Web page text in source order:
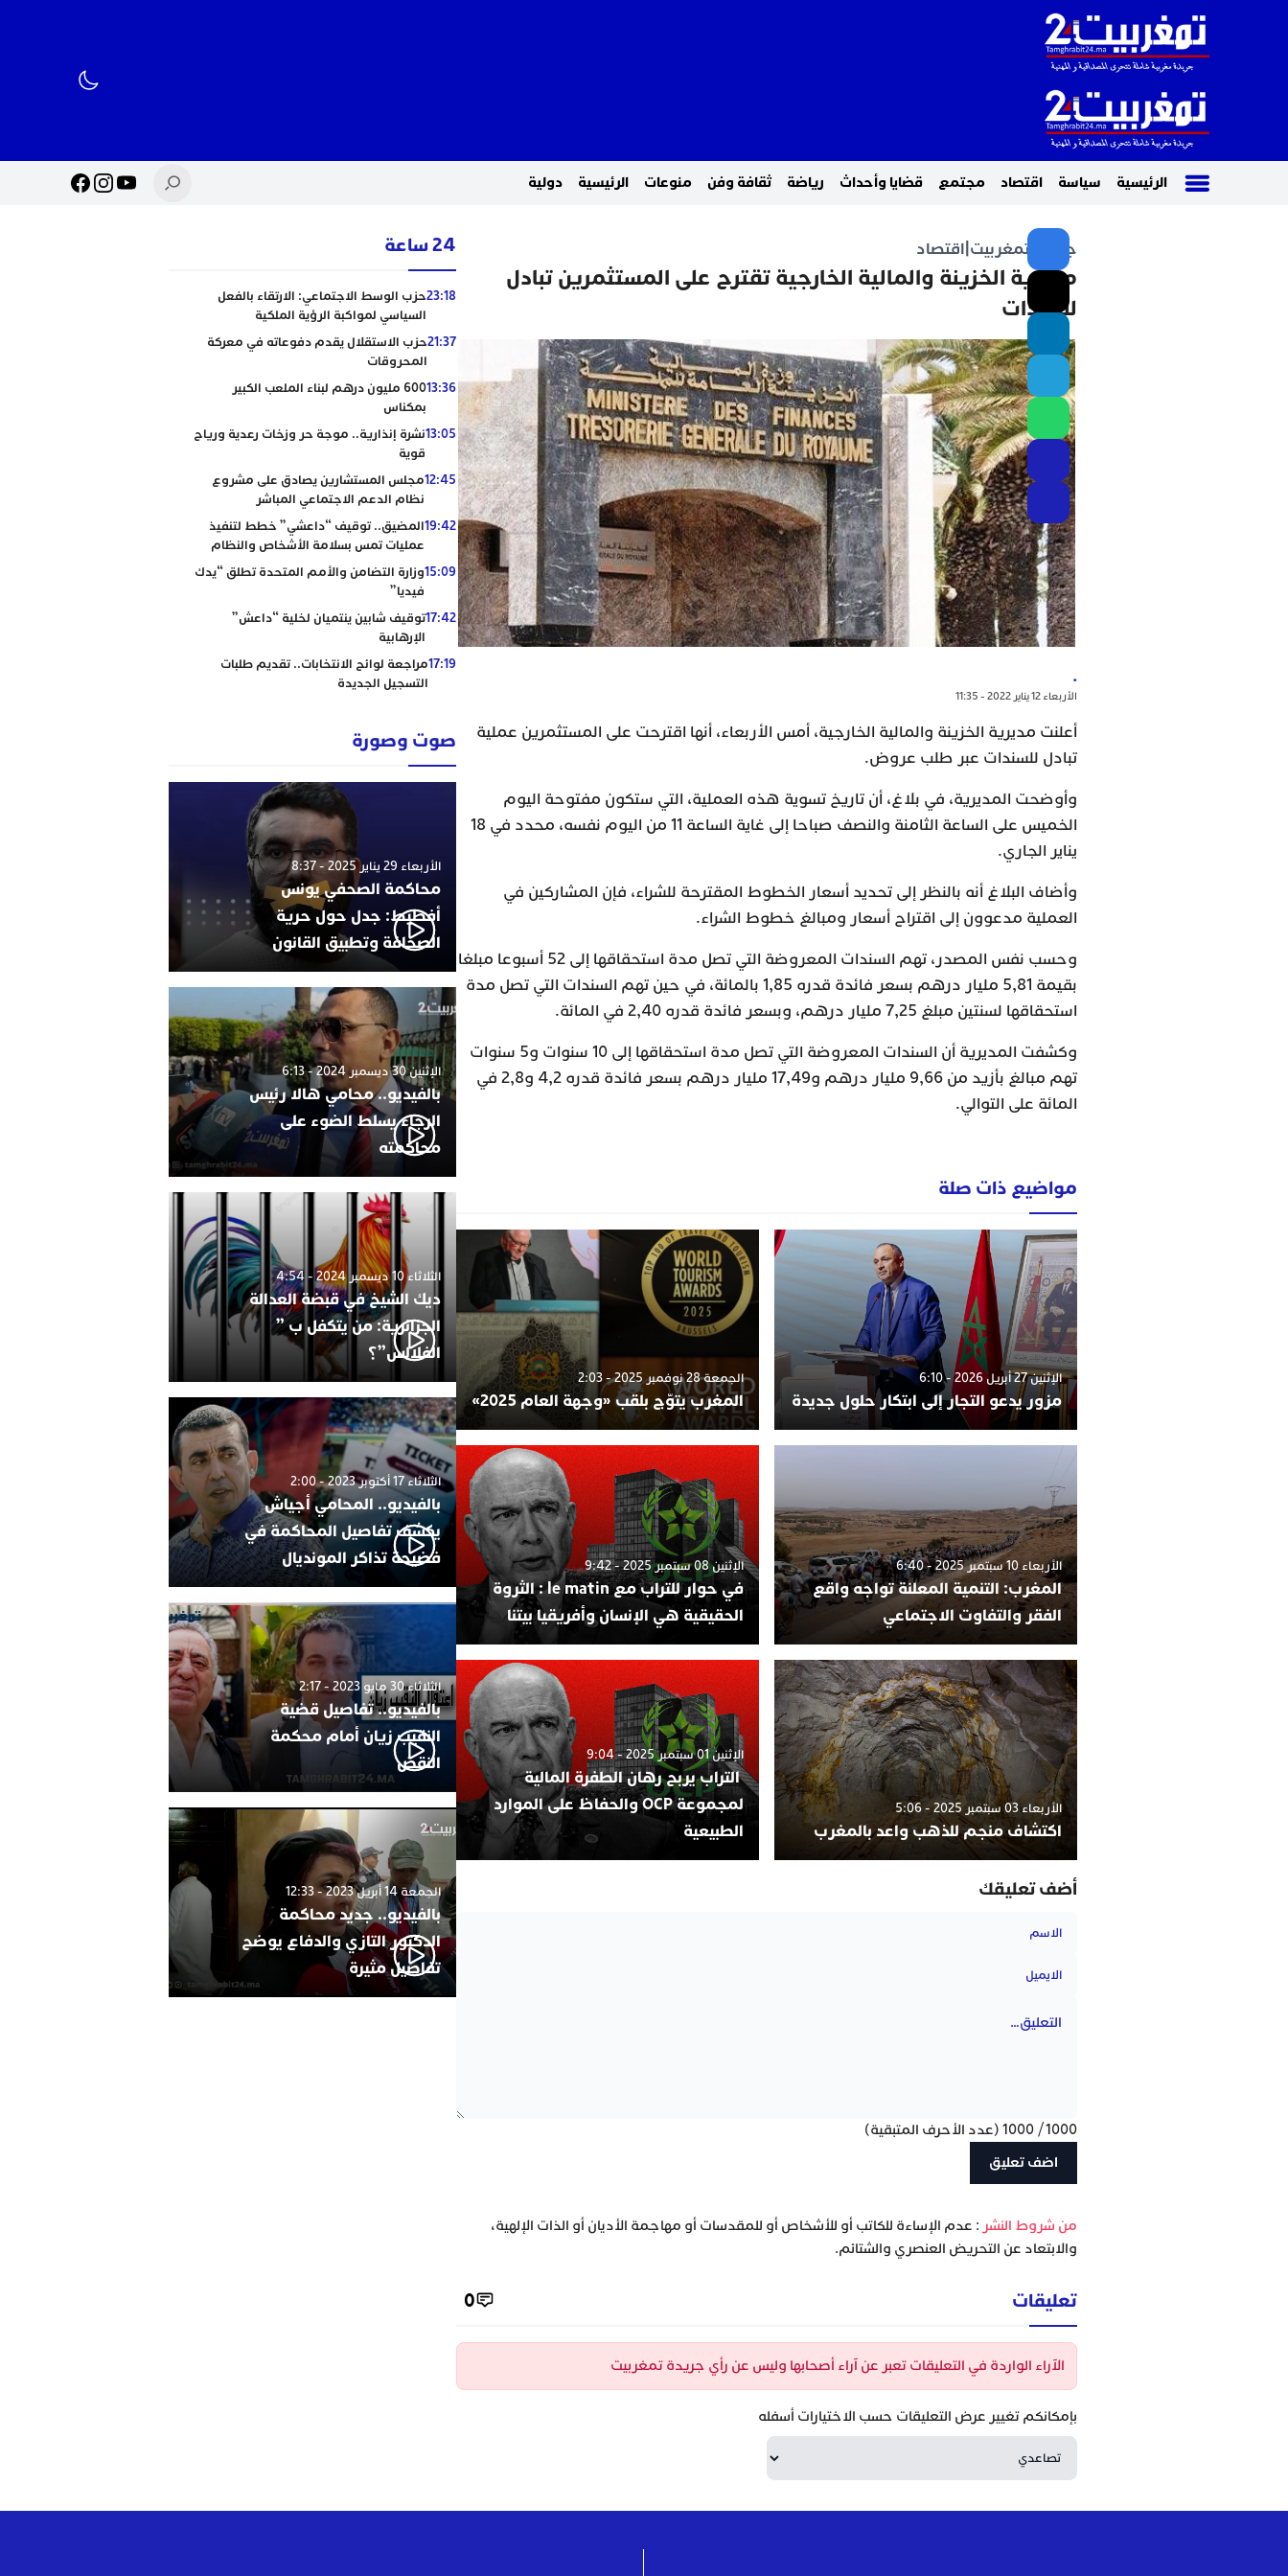
الرئيسية سياسة اقتصاد مجتمع قضايا وأحداث رياضة ثقافة وفن منوعات الرئيسية دولية
جريدة تمغربيت اقتصاد
مديرية الخزينة والمالية الخارجية تقترح على المستثمرين تبادل
للسندات
.
الأربعاء 12 يناير 2022 - 11:35
أعلنت مديرية الخزينة والمالية الخارجية، أمس الأربعاء، أنها اقترحت على المستثمرين عملية
تبادل للسندات عبر طلب عروض.
وأوضحت المديرية، في بلاغ، أن تاريخ تسوية هذه العملية، التي ستكون مفتوحة اليوم
الخميس على الساعة الثامنة والنصف صباحا إلى غاية الساعة 11 من اليوم نفسه، محدد في 18
يناير الجاري.
وأضاف البلاغ أنه بالنظر إلى تحديد أسعار الخطوط المقترحة للشراء، فإن المشاركين في
العملية مدعوون إلى اقتراح أسعار ومبالغ خطوط الشراء.
وحسب نفس المصدر، تهم السندات المعروضة التي تصل مدة استحقاقها إلى 52 أسبوعا مبلغا
بقيمة 5,81 مليار درهم بسعر فائدة قدره 1,85 بالمائة، في حين تهم السندات التي تصل مدة
استحقاقها لسنتين مبلغ 7,25 مليار درهم، وبسعر فائدة قدره 2,40 في المائة.
وكشفت المديرية أن السندات المعروضة التي تصل مدة استحقاقها إلى 10 سنوات و5 سنوات
تهم مبالغ بأزيد من 9,66 مليار درهم و17,49 مليار درهم بسعر فائدة قدره 4,2 و2,8 في
المائة على التوالي.
مواضيع ذات صلة
الإثنين 27 أبريل 2026 - 6:10
مزور يدعو التجار إلى ابتكار حلول جديدة
الجمعة 28 نوفمبر 2025 - 2:03
المغرب يتوّج بلقب «وجهة العام 2025»
الأربعاء 10 سبتمبر 2025 - 6:40
المغرب: التنمية المعلنة تواجه واقع
الفقر والتفاوت الاجتماعي
الإثنين 08 سبتمبر 2025 - 9:42
في حوار للتراب مع le matin : الثروة
الحقيقية هي الإنسان وأفريقيا بيتنا
الأربعاء 03 سبتمبر 2025 - 5:06
اكتشاف منجم للذهب واعد بالمغرب
الإثنين 01 سبتمبر 2025 - 9:04
التراب يربح رهان الطفرة المالية
لمجموعة OCP والحفاظ على الموارد
الطبيعية
أضف تعليقك
1000
/
1000 (عدد الأحرف المتبقية)
‫من شروط النشر : عدم الإساءة للكاتب أو للأشخاص أو للمقدسات أو مهاجمة الأديان أو الذات الإلهية،
والابتعاد عن التحريض العنصري والشتائم.
تعليقات 0
الآراء الواردة في التعليقات تعبر عن آراء أصحابها وليس عن رأي جريدة تمغربيت
بإمكانكم تغيير عرض التعليقات حسب الاختيارات أسفله
24 ساعة
23:18حزب الوسط الاجتماعي: الارتقاء بالفعل
السياسي لمواكبة الرؤية الملكية
21:37حزب الاستقلال يقدم دفوعاته في معركة
المحروقات
13:36
600 مليون درهم لبناء الملعب الكبير
بمكناس
13:05نشرة إنذارية.. موجة حر وزخات رعدية ورياح
قوية
12:45مجلس المستشارين يصادق على مشروع
نظام الدعم الاجتماعي المباشر
19:42المضيق.. توقيف “داعشي” خطط لتنفيذ
عمليات تمس بسلامة الأشخاص والنظام
15:09وزارة التضامن والأمم المتحدة تطلق “يدك
فيديا”
17:42توقيف شابين ينتميان لخلية “داعش”
الإرهابية
17:19مراجعة لوائح الانتخابات.. تقديم طلبات
التسجيل الجديدة
صوت وصورة
الأربعاء 29 يناير 2025 - 8:37
محاكمة الصحفي يونس
أفطيط: جدل حول حرية
الصحافة وتطبيق القانون
الإثنين 30 ديسمبر 2024 - 6:13
بالفيديو.. محامي هالا رئيس
الرجاء يسلط الضوء على
محاكمته
الثلاثاء 10 ديسمبر 2024 - 4:54
ديك الشيخ في قبضة العدالة
الجزائرية: من يتكفل ب ”
الفلالس”؟
الثلاثاء 17 أكتوبر 2023 - 2:00
بالفيديو.. المحامي أجياش
يكشف تفاصيل المحاكمة في
فضيحة تذاكر المونديال
الثلاثاء 30 مايو 2023 - 2:17
بالفيديو.. تفاصيل قضية
النقيب زيان أمام محكمة
النقض
الجمعة 14 أبريل 2023 - 12:33
بالفيديو.. جديد محاكمة
الدكتور التازي والدفاع يوضح
تفاصيل مثيرة